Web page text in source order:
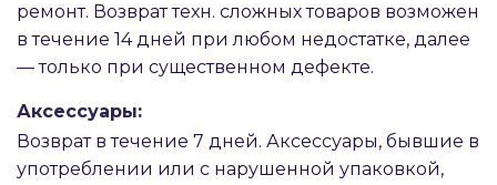
ремонт. Возврат техн. сложных товаров возможен
в течение 14 дней при любом недостатке, далее
— только при существенном дефекте.
Аксессуары:
Возврат в течение 7 дней. Аксессуары, бывшие в
употреблении или с нарушенной упаковкой,